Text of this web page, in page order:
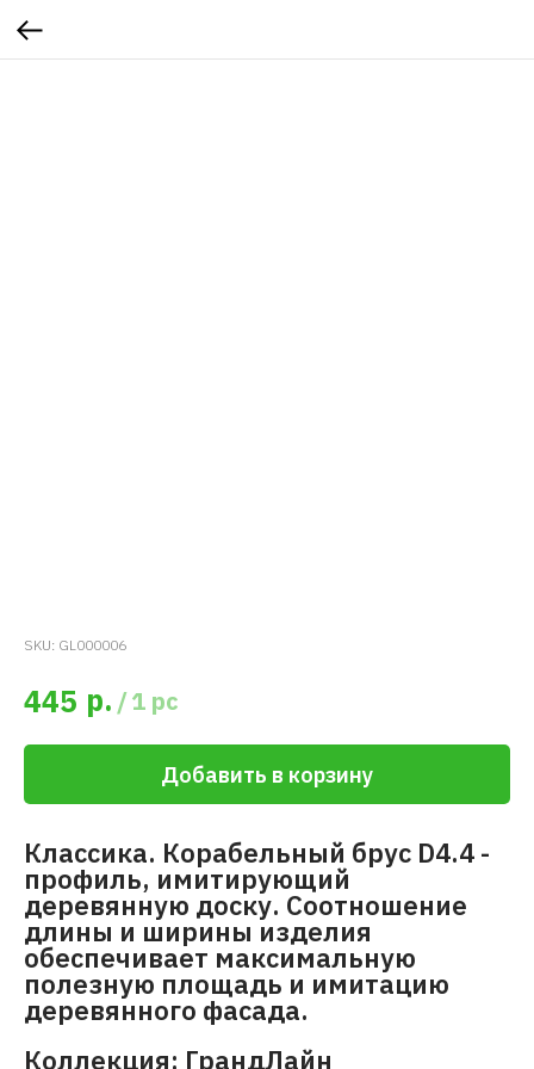
SKU: GL000006
445 р. /1 pc
Добавить в корзину
Классика. Корабельный брус D4.4 -
профиль, имитирующий
деревянную доску. Соотношение
длины и ширины изделия
обеспечивает максимальную
полезную площадь и имитацию
деревянного фасада.
Коллекция: ГрандЛайн